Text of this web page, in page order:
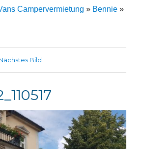
Campervermietung » Bennie »
Bild